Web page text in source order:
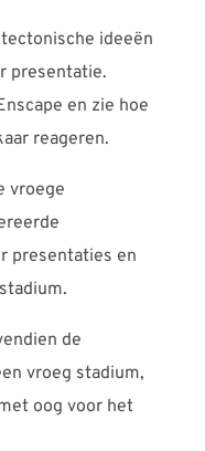
ideeën
presentatie.
en zie hoe
reageren.
vroege
presentaties en
de
vroeg stadium,
oog voor het